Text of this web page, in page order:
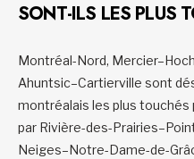
SONT-ILS LES PLUS
Montréal-Nord,
Ahuntsic–Cartierville sont
montréalais les plus touchés
par Rivière-des-
Neiges–Notre-Dame-de-